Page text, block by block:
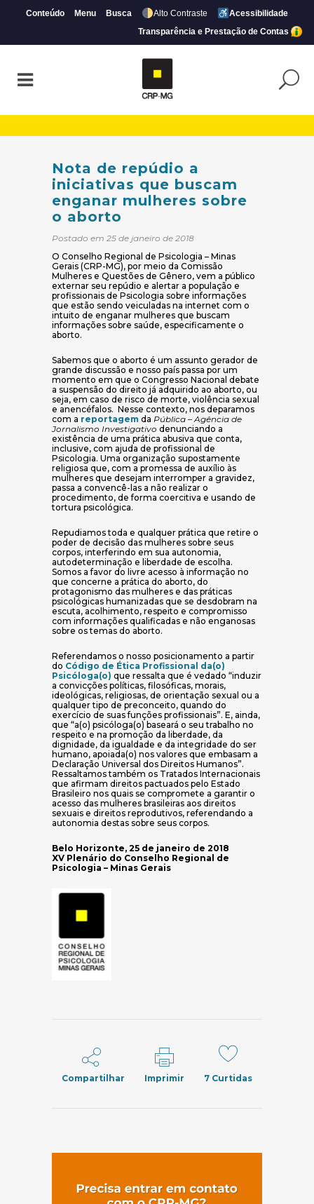
Conteúdo Menu Busca Alto Contraste
Acessibilidade
Transparência e Prestação de Contas
Nota de repúdio a
iniciativas que buscam
enganar mulheres sobre
o aborto
Postado em 25 de janeiro de 2018
O Conselho Regional de Psicologia – Minas
Gerais (CRP-MG), por meio da Comissão
Mulheres e Questões de Gênero, vem a público
externar seu repúdio e alertar a população e
profissionais de Psicologia sobre informações
que estão sendo veiculadas na internet com o
intuito de enganar mulheres que buscam
informações sobre saúde, especificamente o
aborto.
Sabemos que o aborto é um assunto gerador de
grande discussão e nosso país passa por um
momento em que o Congresso Nacional debate
a suspensão do direito já adquirido ao aborto, ou
seja, em caso de risco de morte, violência sexual
e anencéfalos. Nesse contexto, nos deparamos
com a reportagem(abre em nova janela)
da Pública – Agência de
Jornalismo Investigativo denunciando a
existência de uma prática abusiva que conta,
inclusive, com ajuda de profissional de
Psicologia. Uma organização supostamente
religiosa que, com a promessa de auxílio às
mulheres que desejam interromper a gravidez,
passa a convencê-las a não realizar o
procedimento, de forma coercitiva e usando de
tortura psicológica.
Repudiamos toda e qualquer prática que retire o
poder de decisão das mulheres sobre seus
corpos, interferindo em sua autonomia,
autodeterminação e liberdade de escolha.
Somos a favor do livre acesso à informação no
que concerne a prática do aborto, do
protagonismo das mulheres e das práticas
psicológicas humanizadas que se desdobram na
escuta, acolhimento, respeito e compromisso
com informações qualificadas e não enganosas
sobre os temas do aborto.
Referendamos o nosso posicionamento a partir
do Código de Ética Profissional da(o)
Psicóloga(o) (abre em nova janela)
que ressalta que é vedado “induzir
a convicções políticas, filosóficas, morais,
ideológicas, religiosas, de orientação sexual ou a
qualquer tipo de preconceito, quando do
exercício de suas funções profissionais”. E, ainda,
que “a(o) psicóloga(o) baseará o seu trabalho no
respeito e na promoção da liberdade, da
dignidade, da igualdade e da integridade do ser
humano, apoiada(o) nos valores que embasam a
Declaração Universal dos Direitos Humanos”.
Ressaltamos também os Tratados Internacionais
que afirmam direitos pactuados pelo Estado
Brasileiro nos quais se compromete a garantir o
acesso das mulheres brasileiras aos direitos
sexuais e direitos reprodutivos, referendando a
autonomia destas sobre seus corpos.
Belo Horizonte, 25 de janeiro de 2018
XV Plenário do Conselho Regional de
Psicologia – Minas Gerais
Compartilhar Imprimir 7 Curtidas